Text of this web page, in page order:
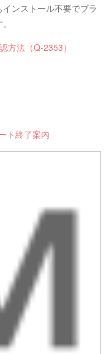
ンストール不要でブラ
方法（Q-2353）
ト終了案内